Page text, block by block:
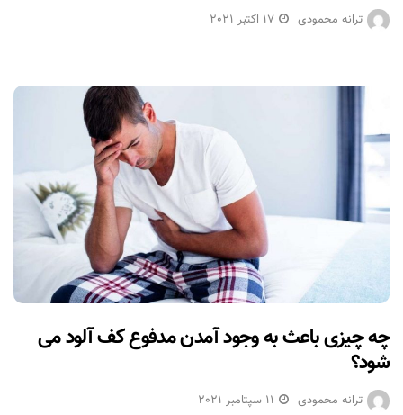
ترانه محمودی 17 اکتبر 2021
چه چیزی باعث به وجود آمدن مدفوع کف آلود می
شود؟
ترانه محمودی 11 سپتامبر 2021